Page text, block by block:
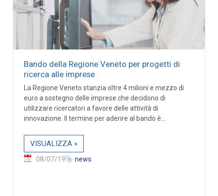
Bando della Regione Veneto per progetti di
ricerca alle imprese
La Regione Veneto stanzia oltre 4 milioni e mezzo di
euro a sostegno delle imprese che decidono di
utilizzare ricercatori a favore delle attività di
innovazione. Il termine per aderire al bando è...
VISUALIZZA »
08/07/19 news